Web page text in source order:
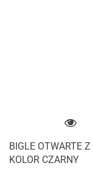
BIGLE OTWARTE
KOLOR CZARNY